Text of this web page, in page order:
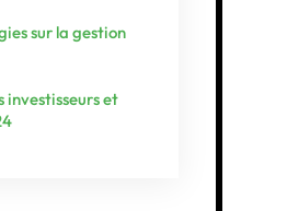
sur la gestion
investisseurs et